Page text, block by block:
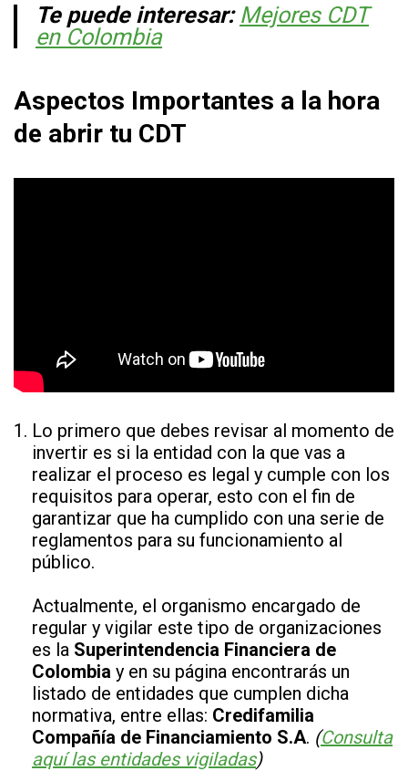
Te puede interesar: Mejores CDT
en Colombia
Aspectos Importantes a la hora
de abrir tu CDT
Lo primero que debes revisar al momento de
invertir es si la entidad con la que vas a
realizar el proceso es legal y cumple con los
requisitos para operar, esto con el fin de
garantizar que ha cumplido con una serie de
reglamentos para su funcionamiento al
público.
Actualmente, el organismo encargado de
regular y vigilar este tipo de organizaciones
es la Superintendencia Financiera de
Colombia y en su página encontrarás un
listado de entidades que cumplen dicha
normativa, entre ellas: Credifamilia
Compañía de Financiamiento S.A. (Consulta
aquí las entidades vigiladas)